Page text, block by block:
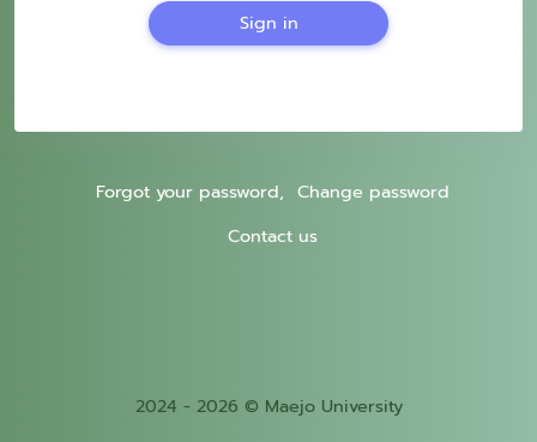
Sign in
Forgot your password, Change password
Contact us
2024 - 2026 © Maejo University